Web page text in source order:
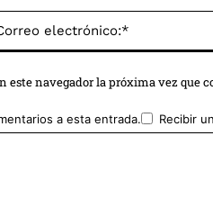
este navegador la próxima vez que
a esta entrada. Recibir